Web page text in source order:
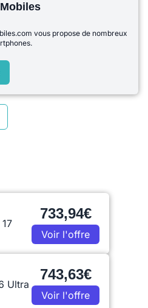
vous propose de nombreux
733,94€
Voir l'offre
Ultra
743,63€
Voir l'offre